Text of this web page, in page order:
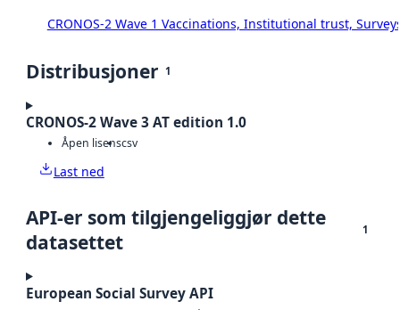
CRONOS-2 Wave 1 Vaccinations, Institutional trust,
Distribusjoner 1
CRONOS-2 Wave 3 AT edition 1.0
Åpen lisenscsv
Last ned
API-er som tilgjengeliggjør dette
datasettet
1
European Social Survey API